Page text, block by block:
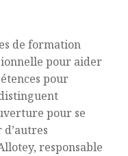
de formation
pour aider
pour
pour se
responsable